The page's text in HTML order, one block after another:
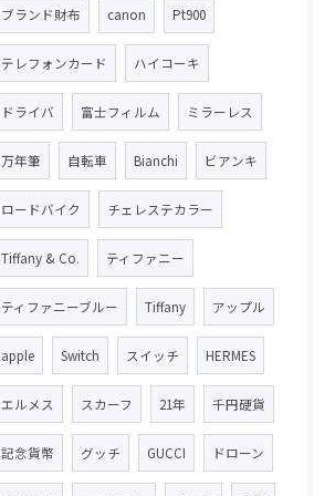
ブランド財布 canon Pt900
テレフォンカード ハイコーキ
ドライバ 富士フィルム ミラーレス
万年筆 自転車 Bianchi ビアンキ
ロードバイク チェレステカラー
Tiffany & Co. ティファニー
ティファニーブルー Tiffany アップル
apple Switch スイッチ HERMES
エルメス スカーフ 21年 千円硬貨
記念貨幣 グッチ GUCCI ドローン